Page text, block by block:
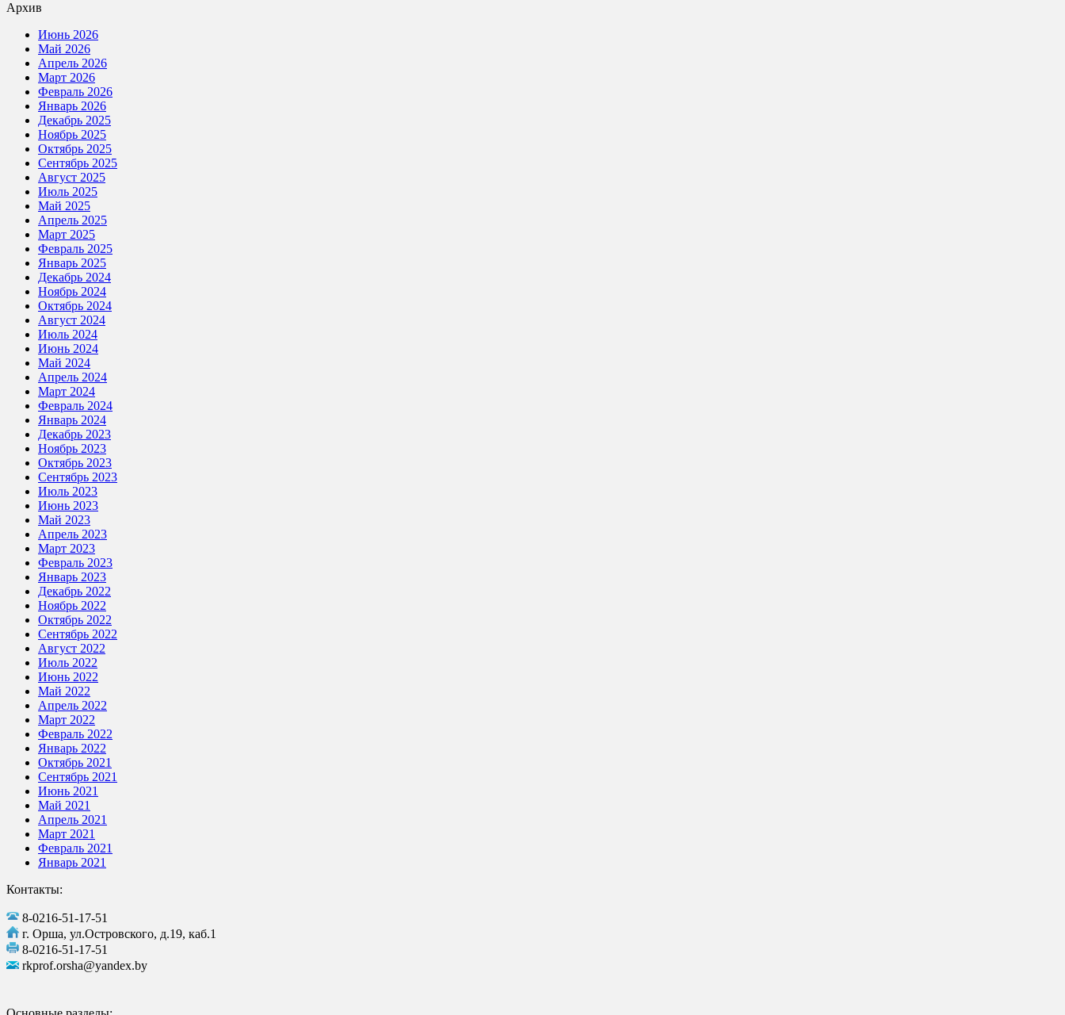
Архив
Июнь 2026
Май 2026
Апрель 2026
Март 2026
Февраль 2026
Январь 2026
Декабрь 2025
Ноябрь 2025
Октябрь 2025
Сентябрь 2025
Август 2025
Июль 2025
Май 2025
Апрель 2025
Март 2025
Февраль 2025
Январь 2025
Декабрь 2024
Ноябрь 2024
Октябрь 2024
Август 2024
Июль 2024
Июнь 2024
Май 2024
Апрель 2024
Март 2024
Февраль 2024
Январь 2024
Декабрь 2023
Ноябрь 2023
Октябрь 2023
Сентябрь 2023
Июль 2023
Июнь 2023
Май 2023
Апрель 2023
Март 2023
Февраль 2023
Январь 2023
Декабрь 2022
Ноябрь 2022
Октябрь 2022
Сентябрь 2022
Август 2022
Июль 2022
Июнь 2022
Май 2022
Апрель 2022
Март 2022
Февраль 2022
Январь 2022
Октябрь 2021
Сентябрь 2021
Июнь 2021
Май 2021
Апрель 2021
Март 2021
Февраль 2021
Январь 2021
Контакты:
8-0216-51-17-51
г. Орша, ул.Островского, д.19, каб.1
8-0216-51-17-51
rkprof.orsha@yandex.by